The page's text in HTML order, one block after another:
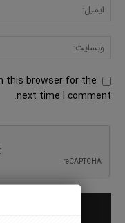
this browser for the
next time I comment.